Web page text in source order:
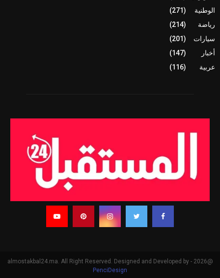
الوطنية
(271)
رياضة
(214)
سيارات
(201)
أخبار
(147)
عربية
(116)
@2026 - almostakbal24.ma. All Right Reserved. Designed and Developed by
PenciDesign